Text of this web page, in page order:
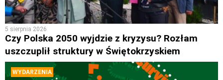
5 sierpnia 2026
Czy Polska 2050 wyjdzie z kryzysu? Rozłam
uszczuplił struktury w Świętokrzyskiem
WYDARZENIA